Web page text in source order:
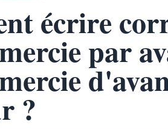
écrire
par
?